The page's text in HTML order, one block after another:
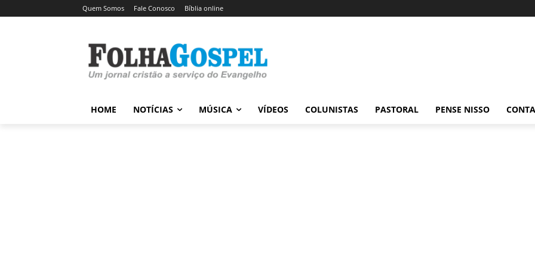
Quem Somos Fale Conosco Bíblia online
HOME NOTÍCIAS MÚSICA VÍDEOS COLUNISTAS PASTORAL PENSE NISSO